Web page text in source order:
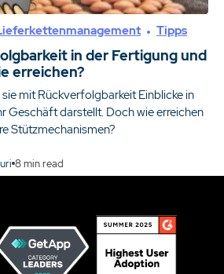
Tipps
in der Fertigung und
erreichen?
mit Rückverfolgbarkeit Einblicke in
Geschäft darstellt. Doch wie erreichen
Stützmechanismen?
8min read